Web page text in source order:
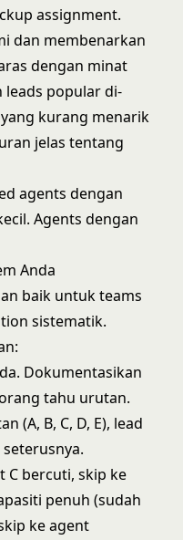
assignment.
dan membenarkan
dengan minat
leads popular di-
kurang menarik
jelas tentang
agents dengan
Agents dengan
Anda
baik untuk teams
sistematik.
Dokumentasikan
tahu urutan.
(A, B, C, D, E), lead
seterusnya.
C bercuti, skip ke
penuh (sudah
ke agent